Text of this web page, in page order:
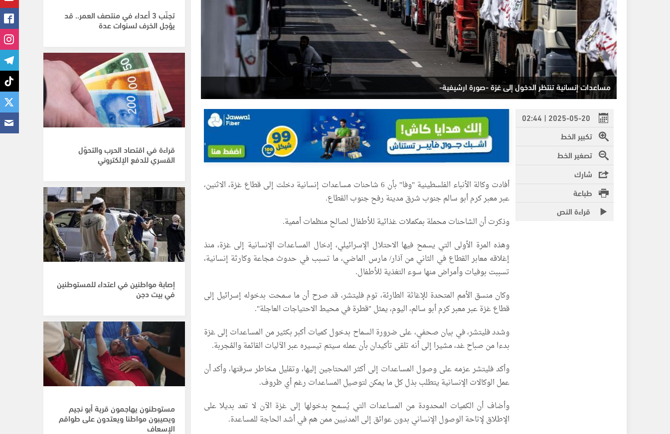
مساعدات إنسانية تنتظر الدخول إلى غزة -صورة ارشيفية-
2025-05-20 | 02:44
تكبير الخط
تصغير الخط
شارك
طباعة
قراءة النص
أفادت وكالة الأنباء الفلسطينية "وفا" بأن 6 شاحنات مساعدات إنسانية دخلت إلى قطاع غزة، الاثنين،
عبر معبر كرم أبو سالم جنوب شرق مدينة رفح جنوب القطاع.
وذكرت أن الشاحنات محملة بمكملات غذائية للأطفال لصالح منظمات أممية.
وهذه المرة الأولى التي يسمح فيها الاحتلال الإسرائيلي، إدخال المساعدات الإنسانية إلى غزة، منذ
إغلاقه معابر القطاع في الثاني من آذار/ مارس الماضي، ما تسبب في حدوث مجاعة وكارثة إنسانية،
تسببت بوفيات وأمراض منها سوء التغذية للأطفال.
وكان منسق الأمم المتحدة للإغاثة الطارئة، توم فليتشر، قد صرح أن ما سمحت بدخوله إسرائيل إلى
قطاع غزة عبر معبر كرم أبو سالم، اليوم، يمثل "قطرة في محيط الاحتياجات العاجلة".
وشدد فليتشر، في بيان صحفي، على ضرورة السماح بدخول كميات أكبر بكثير من المساعدات إلى غزة
بدءا من صباح غد، مشيرا إلى أنه تلقى تأكيدان بأن عمله سيتم تيسيره عبر الآليات القائمة والمُجربة.
وأكد فليتشر عزمه على وصول المساعدات إلى أكثر المحتاجين إليها، وتقليل مخاطر سرقتها، وأكد أن
عمل الوكالات الإنسانية يتطلب بذل كل ما يمكن لتوصيل المساعدات رغم أي ظروف.
وأضاف أن الكميات المحدودة من المساعدات التي يُسمح بدخولها إلى غزة الآن لا تعد بديلا على
الإطلاق لإتاحة الوصول الإنساني بدون عوائق إلى المدنيين ممن هم في أشد الحاجة للمساعدة.
تجنّب 3 أعداء في منتصف العمر.. قد
يؤجل الخرف لسنوات عدة
قراءة في اقتصاد الحرب والتحوّل
القسري للدفع الإلكتروني
إصابة مواطنين في اعتداء للمستوطنين
في بيت دجن
مستوطنون يهاجمون قرية أبو نجيم
ويصيبون مواطنا ويعتدون على طواقم
الإسعاف